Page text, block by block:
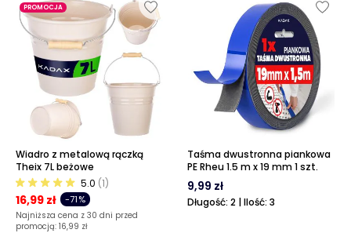
PROMOCJA
Wiadro z metalową rączką
Theix 7L beżowe
5.0 (1)
16,99 zł -71%
Najniższa cena z 30 dni przed
promocją: 16,99 zł
Taśma dwustronna piankowa
PE Rheu 1.5 m x 19 mm 1 szt.
9,99 zł
Długość: 2 | Ilość: 3